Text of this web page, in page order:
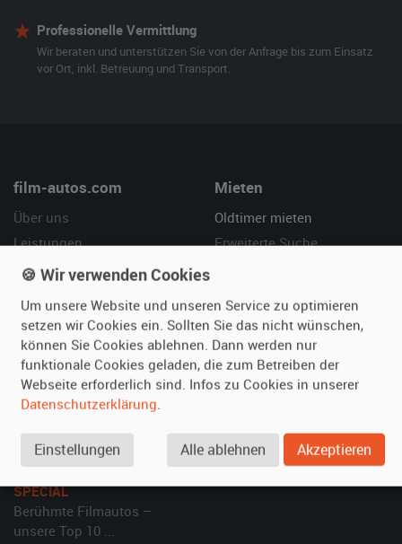
Professionelle Vermittlung
Wir beraten und unterstützen Sie von der Anfrage bis zum Einsatz
vor Ort, inkl. Betreuung und Transport.
film-autos.com
Über uns
Leistungen
Referenzen
Mieten
Oldtimer mieten
Erweiterte Suche
Vermieten
Oldtimer anmelden
Fotos senden
Inserat verwalten
Hilfe
Häufige Fragen (FAQ)
So funktioniert's
SPECIAL
Berühmte Filmautos –
unsere Top 10 ...
🍪 Wir verwenden Cookies
Um unsere Website und unseren Service zu optimieren
setzen wir Cookies ein. Sollten Sie das nicht wünschen,
können Sie Cookies ablehnen. Dann werden nur
funktionale Cookies geladen, die zum Betreiben der
Webseite erforderlich sind. Infos zu Cookies in unserer
Datenschutzerklärung.
Einstellungen Alle ablehnen Akzeptieren